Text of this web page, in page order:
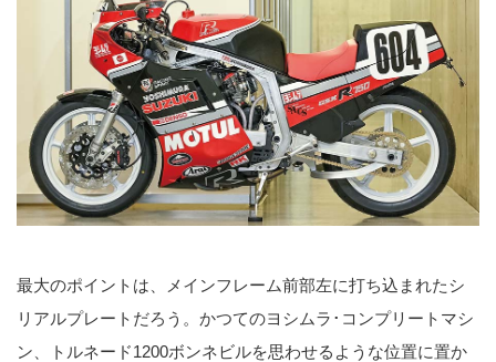
最大のポイントは、メインフレーム前部左に打ち込まれたシ
リアルプレートだろう。かつてのヨシムラ･コンプリートマシ
ン、トルネード1200ボンネビルを思わせるような位置に置か